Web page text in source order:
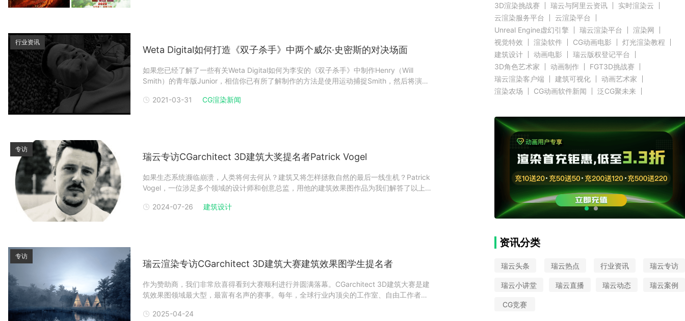
Weta Digital如何打造《双子杀手》中两个威尔·史密斯的对决场面
如果您已经了解了一些有关Weta Digital如何为李安的《双子杀手》中制作Henry（Will
Smith）的青年版Junior，相信你已有所了解制作的方法是使用运动捕捉Smith，然后将演员
的呢？小伙伴们一定很想了解Weta Digit
2021-03-31 CG渲染新闻
行业资讯
瑞云专访CGarchitect 3D建筑大奖提名者Patrick Vogel
如果生态系统濒临崩溃，人类将何去何从？建筑又将怎样拯救自然的最后一线生机？Patrick
Vogel，一位涉足多个领域的设计师和创意总监，用他的建筑效果图作品为我们解答了以上问
CGarchitect 3D建筑大赛图片（非委托）单
2024-07-26 建筑设计
专访
瑞云渲染专访CGarchitect 3D建筑大赛建筑效果图学生提名者
作为赞助商，我们非常欣喜得看到大赛顺利进行并圆满落幕。CGarchitect 3D建筑大赛是建
筑效果图领域最大型，最富有名声的赛事。每年，全球行业内顶尖的工作室、自由工作者和
获奖者和提名者！此次，我们很荣幸采访到学生（图像）单元的提名者Carlos
2025-04-24
专访
3D渲染挑战赛
瑞云与阿里云资讯
实时渲染云
云渲染服务平台
云渲染平台
Unreal Engine虚幻引擎
瑞云渲染平台
渲染网
视觉特效
渲染软件 CG动画电影
灯光渲染教程
建筑设计
动画电影
瑞云版权登记平台
3D角色艺术家
动画制作
FGT3D挑战赛
瑞云渲染客户端
建筑可视化
动画艺术家
渲染农场
CG动画软件新闻
泛CG聚未来
RenderMan新闻
渲染客户端快讯
C4D新闻
Autodesk新闻
好莱坞影视云渲染
奥斯卡渲染资讯
Renderbus新闻
CG渲染新闻
Blender新闻
GPU渲染 CPU渲染
Redshift新闻
3ds Max新闻
瑞云科技 瑞云大事件
原力动画
CG英雄会
三维渲染 效果图设计大赛
效果图大赛
瑞云 ZBrush新闻
Cinema 4D资讯
V-Ray新闻
渲染插件 Maya新闻
教育优惠
赤道
北京电影学院 全局照明
无偏差渲染
Python
CIS设计
金鸡百花奖
资讯分类
瑞云头条 瑞云热点 行业资讯 瑞云专访
瑞云小讲堂 瑞云直播 瑞云动态 瑞云案例
CG竞赛